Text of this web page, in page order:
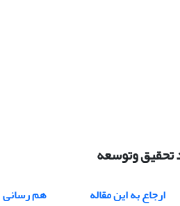
تحقیق وتوسعه
ارجاع به این مقاله هم رسانی